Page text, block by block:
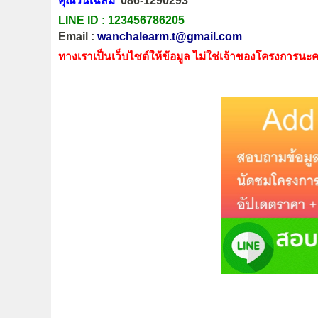
LINE ID : 123456786205
Email : wanchalearm.t@gmail.com
ทางเราเป็นเว็บไซต์ให้ข้อมูล ไม่ใช่เจ้าของโครงการนะ